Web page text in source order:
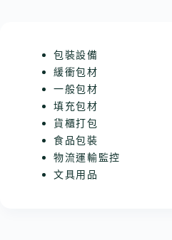
包裝設備
緩衝包材
一般包材
填充包材
貨櫃打包
食品包裝
物流運輸監控
文具用品